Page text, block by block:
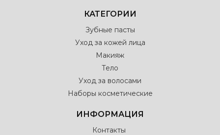
КАТЕГОРИИ
Зубные пасты
Уход за кожей лица
Макияж
Тело
Уход за волосами
Наборы косметические
ИНФОРМАЦИЯ
Контакты